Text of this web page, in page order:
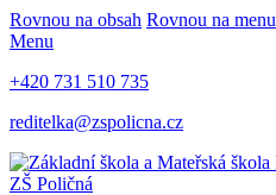
Rovnou na obsah Rovnou na menu
Menu
+420 731 510 735
reditelka@zspolicna.cz
ZŠ Poličná